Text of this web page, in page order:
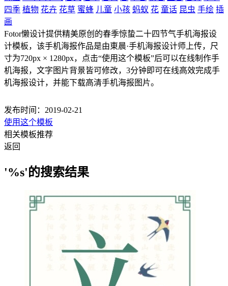
四季 植物 花卉 花草 蜜蜂 儿童 小孩 蚂蚁 花 童话 昆虫 手绘 插
画
Fotor懒设计提供精美原创的春季惊蛰二十四节气手机海报设
计模板，该手机海报作品是由東晨·手机海报设计师上传，尺
寸为720px × 1280px，点击“使用这个模板”后可以在线制作手
机海报，文字图片背景皆可修改，3分钟即可在线高效完成手
机海报设计，并能下载高清手机海报图片。
发布时间：2019-02-21
使用这个模板
相关模板推荐
返回
'%s'的搜索结果